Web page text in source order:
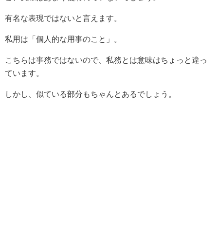
有名な表現ではないと言えます。
私用は「個人的な用事のこと」。
こちらは事務ではないので、私務とは意味はちょっと違っ
ています。
しかし、似ている部分もちゃんとあるでしょう。